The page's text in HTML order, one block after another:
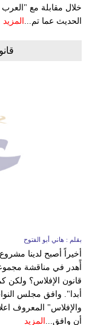
خلال مقابلة مع
الحديث عما تم...
المزيد
بقلم : هاني أبو الفتوح
أخيراً أصبح لدينا
أًهدر في مناقشة مجموعة
قانون الإفلاس؟ ولكن
أبدا". وافق مجلس
والإفلاس" المعروف
أن وافق...
المزيد